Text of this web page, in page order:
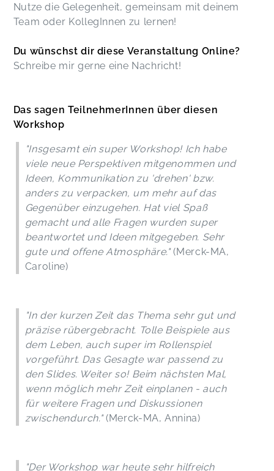
Nutze die Gelegenheit, gemeinsam mit deinem
Team oder KollegInnen zu lernen!
Du wünschst dir diese Veranstaltung Online?
Schreibe mir gerne eine Nachricht!
Das sagen TeilnehmerInnen über diesen
Workshop
"Insgesamt ein super Workshop! Ich habe
viele neue Perspektiven mitgenommen und
Ideen, Kommunikation zu 'drehen' bzw.
anders zu verpacken, um mehr auf das
Gegenüber einzugehen. Hat viel Spaß
gemacht und alle Fragen wurden super
beantwortet und Ideen mitgegeben. Sehr
gute und offene Atmosphäre."(Merck-MA,
Caroline)
"In der kurzen Zeit das Thema sehr gut und
präzise rübergebracht. Tolle Beispiele aus
dem Leben, auch super im Rollenspiel
vorgeführt. Das Gesagte war passend zu
den Slides. Weiter so! Beim nächsten Mal,
wenn möglich mehr Zeit einplanen - auch
für weitere Fragen und Diskussionen
zwischendurch."(Merck-MA, Annina)
"Der Workshop war heute sehr hilfreich